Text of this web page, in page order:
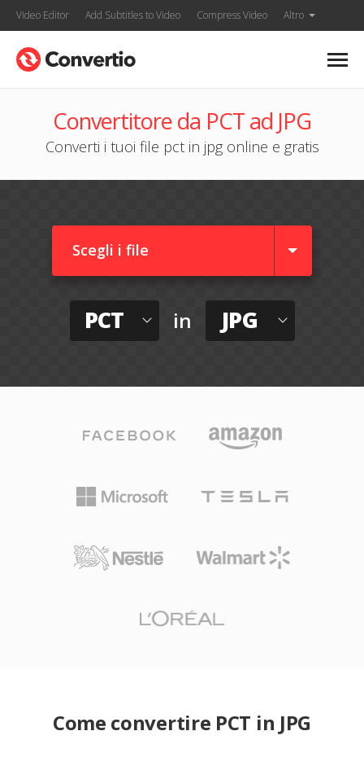
Video Editor Add Subtitles to Video Compress Video Altro
Convertitore da PCT ad JPG
Converti i tuoi file pct in jpg online e gratis
Scegli i file
PCT in JPG
Come convertire PCT in JPG